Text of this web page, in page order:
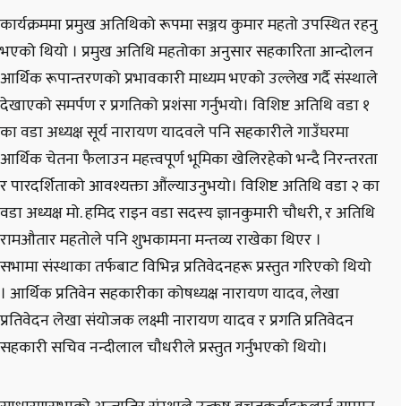
कार्यक्रममा प्रमुख अतिथिको रूपमा सञ्जय कुमार महतो उपस्थित रहनु
भएको थियो । प्रमुख अतिथि महतोका अनुसार सहकारिता आन्दोलन
आर्थिक रूपान्तरणको प्रभावकारी माध्यम भएको उल्लेख गर्दै संस्थाले
देखाएको समर्पण र प्रगतिको प्रशंसा गर्नुभयो। विशिष्ट अतिथि वडा १
का वडा अध्यक्ष सूर्य नारायण यादवले पनि सहकारीले गाउँघरमा
आर्थिक चेतना फैलाउन महत्त्वपूर्ण भूमिका खेलिरहेको भन्दै निरन्तरता
र पारदर्शिताको आवश्यक्ता औंल्याउनुभयो। विशिष्ट अतिथि वडा २ का
वडा अध्यक्ष मो. हमिद राइन वडा सदस्य ज्ञानकुमारी चौधरी, र अतिथि
रामऔतार महतोले पनि शुभकामना मन्तव्य राखेका थिएर ।
सभामा संस्थाका तर्फबाट विभिन्न प्रतिवेदनहरू प्रस्तुत गरिएको थियो
। आर्थिक प्रतिवेन सहकारीका कोषध्यक्ष नारायण यादव, लेखा
प्रतिवेदन लेखा संयोजक लक्ष्मी नारायण यादव र प्रगति प्रतिवेदन
सहकारी सचिव नन्दीलाल चौधरीले प्रस्तुत गर्नुभएको थियो।